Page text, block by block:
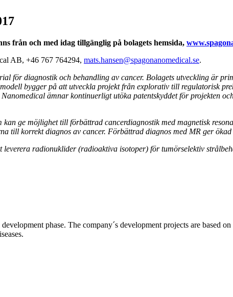
från och med idag tillgänglig på bolagets hemsida,
AB, +46 767 764294, mats.hansen@spagonanomedical.se.
för diagnostik och behandling av cancer. Bolagets utveckling är
bygger på att utveckla projekt från explorativ till regulatorisk
ämnar kontinuerligt utöka patentskyddet för projekten
ge möjlighet till förbättrad cancerdiagnostik med magnetisk
till korrekt diagnos av cancer. Förbättrad diagnos med MR ger
radionuklider (radioaktiva isotoper) för tumörselektiv
phase. The company´s development projects are based